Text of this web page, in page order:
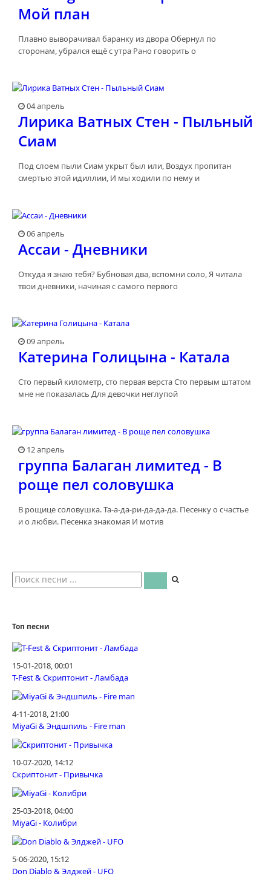
Мой план
Плавно выворачивал баранку из двора Обернул по
сторонам, убрался ещё с утра Рано говорить о
04 апрель
Лирика Ватных Стен - Пыльный
Сиам
Под слоем пыли Сиам укрыт был или, Воздух пропитан
смертью этой идиллии, И мы ходили по нему и
06 апрель
Ассаи - Дневники
Откуда я знаю тебя? Бубновая два, вспомни соло, Я читала
твои дневники, начиная с самого первого
09 апрель
Катерина Голицына - Катала
Сто первый километр, сто первая верста Сто первым штатом
мне не показалась Для девочки неглупой
12 апрель
группа Балаган лимитед - В
роще пел соловушка
В рощице соловушка. Та-а-да-ри-да-да-да. Песенку о счастье
и о любви. Песенка знакомая И мотив
Топ песни
15-01-2018, 00:01
T-Fest & Скриптонит - Ламбада
4-11-2018, 21:00
MiyaGi & Эндшпиль - Fire man
10-07-2020, 14:12
Скриптонит - Привычка
25-03-2018, 04:00
MiyaGi - Колибри
5-06-2020, 15:12
Don Diablo & Элджей - UFO